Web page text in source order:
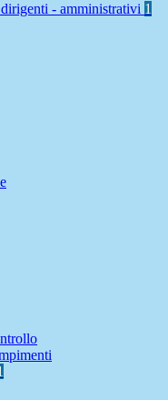
- amministrativi 1